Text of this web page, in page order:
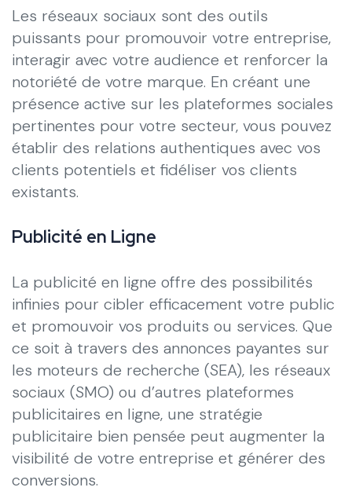
Les réseaux sociaux sont des outils
puissants pour promouvoir votre entreprise,
interagir avec votre audience et renforcer la
notoriété de votre marque. En créant une
présence active sur les plateformes sociales
pertinentes pour votre secteur, vous pouvez
établir des relations authentiques avec vos
clients potentiels et fidéliser vos clients
existants.
Publicité en Ligne
La publicité en ligne offre des possibilités
infinies pour cibler efficacement votre public
et promouvoir vos produits ou services. Que
ce soit à travers des annonces payantes sur
les moteurs de recherche (SEA), les réseaux
sociaux (SMO) ou d’autres plateformes
publicitaires en ligne, une stratégie
publicitaire bien pensée peut augmenter la
visibilité de votre entreprise et générer des
conversions.